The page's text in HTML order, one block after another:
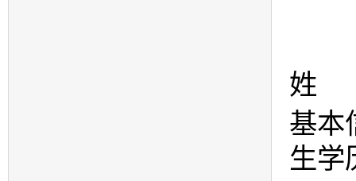
姓
基本
生学